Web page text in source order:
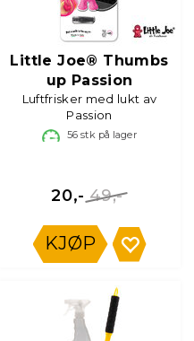
Little Joe® Thumbs
up Passion
Luftfrisker med lukt av
Passion
56 stk på lager
49,-
20,-
KJØP